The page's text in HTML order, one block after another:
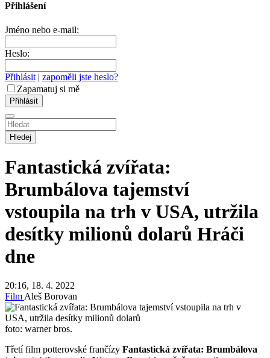
Přihlášení
Jméno nebo e-mail:
Heslo:
Přihlásit | zapoměli jste heslo?
Zapamatuj si mě
Hledej
Fantastická zvířata:
Brumbálova tajemství
vstoupila na trh v USA, utržila
desítky milionů dolarů Hráči
dne
20:16, 18. 4. 2022
FilmAleš Borovan
foto: warner bros.
Třetí film potterovské frančízy Fantastická zvířata: Brumbálova